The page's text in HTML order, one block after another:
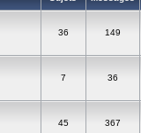
36 149
7 36
45 367